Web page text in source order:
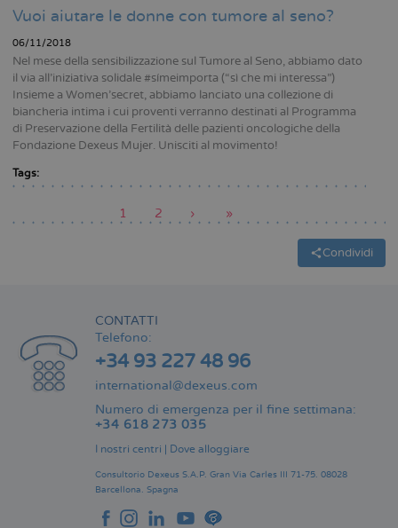
Vuoi aiutare le donne con tumore al seno?
06/11/2018
Nel mese della sensibilizzazione sul Tumore al Seno, abbiamo dato
il via all’iniziativa solidale #símeimporta (“sì che mi interessa”)
Insieme a Women’secret, abbiamo lanciato una collezione di
biancheria intima i cui proventi verranno destinati al Programma
di Preservazione della Fertilità delle pazienti oncologiche della
Fondazione Dexeus Mujer. Unisciti al movimento!
Tags:
Pagina
attuale
1 Pagina
2
Pagina
successiva
›
Ultima
pagina
»
Condividi
CONTATTI
Telefono:
+34 93 227 48 96
international@dexeus.com
Numero di emergenza per il fine settimana:
+34 618 273 035
I nostri centri Dove alloggiare
Consultorio Dexeus S.A.P. Gran Via Carles III 71-75. 08028
Barcellona. Spagna